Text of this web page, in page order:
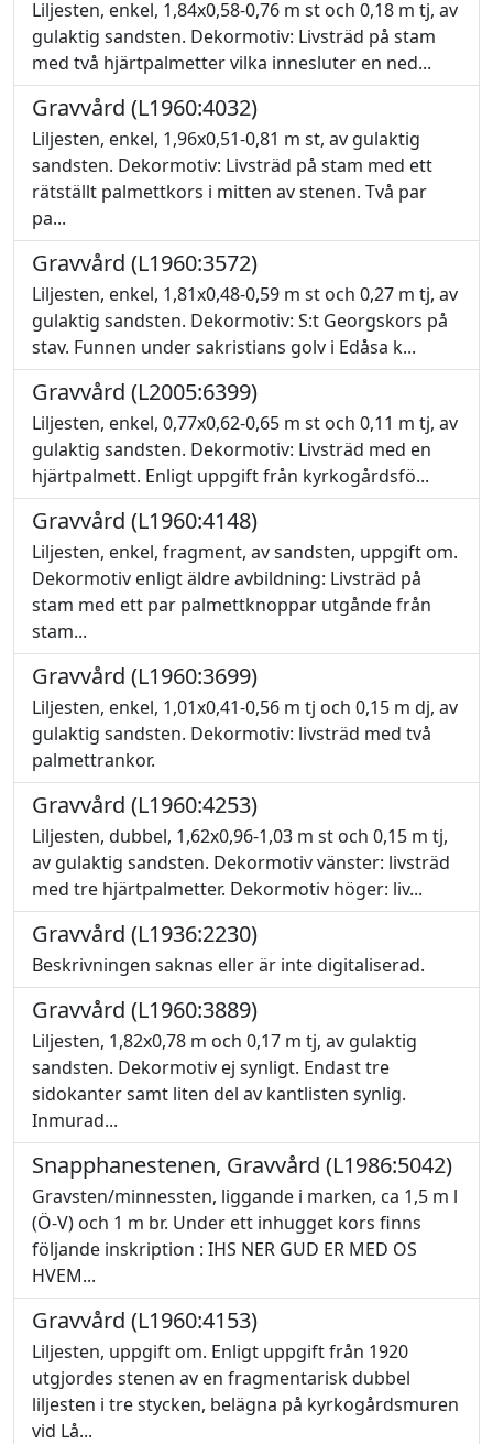
Liljesten, enkel, 1,84x0,58-0,76 m st och 0,18 m tj, av
gulaktig sandsten. Dekormotiv: Livsträd på stam
med två hjärtpalmetter vilka innesluter en ned...
Gravvård (L1960:4032)
Liljesten, enkel, 1,96x0,51-0,81 m st, av gulaktig
sandsten. Dekormotiv: Livsträd på stam med ett
rätställt palmettkors i mitten av stenen. Två par
pa...
Gravvård (L1960:3572)
Liljesten, enkel, 1,81x0,48-0,59 m st och 0,27 m tj, av
gulaktig sandsten. Dekormotiv: S:t Georgskors på
stav. Funnen under sakristians golv i Edåsa k...
Gravvård (L2005:6399)
Liljesten, enkel, 0,77x0,62-0,65 m st och 0,11 m tj, av
gulaktig sandsten. Dekormotiv: Livsträd med en
hjärtpalmett. Enligt uppgift från kyrkogårdsfö...
Gravvård (L1960:4148)
Liljesten, enkel, fragment, av sandsten, uppgift om.
Dekormotiv enligt äldre avbildning: Livsträd på
stam med ett par palmettknoppar utgånde från
stam...
Gravvård (L1960:3699)
Liljesten, enkel, 1,01x0,41-0,56 m tj och 0,15 m dj, av
gulaktig sandsten. Dekormotiv: livsträd med två
palmettrankor.
Gravvård (L1960:4253)
Liljesten, dubbel, 1,62x0,96-1,03 m st och 0,15 m tj,
av gulaktig sandsten. Dekormotiv vänster: livsträd
med tre hjärtpalmetter. Dekormotiv höger: liv...
Gravvård (L1936:2230)
Beskrivningen saknas eller är inte digitaliserad.
Gravvård (L1960:3889)
Liljesten, 1,82x0,78 m och 0,17 m tj, av gulaktig
sandsten. Dekormotiv ej synligt. Endast tre
sidokanter samt liten del av kantlisten synlig.
Inmurad...
Snapphanestenen, Gravvård (L1986:5042)
Gravsten/minnessten, liggande i marken, ca 1,5 m l
(Ö-V) och 1 m br. Under ett inhugget kors finns
följande inskription : IHS NER GUD ER MED OS
HVEM...
Gravvård (L1960:4153)
Liljesten, uppgift om. Enligt uppgift från 1920
utgjordes stenen av en fragmentarisk dubbel
liljesten i tre stycken, belägna på kyrkogårdsmuren
vid Lå...